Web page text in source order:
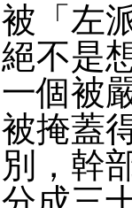
被「左
絕不是
一個被
被掩蓋
別，幹